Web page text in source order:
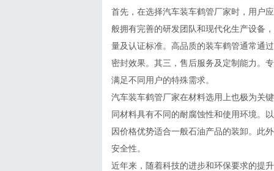
首先，在选择汽车装车鹤管厂家时，用户
般拥有完善的研发团队和现代化生产设备
量及认证标准。高品质的装车鹤管通常通
密封效果。其三，售后服务及定制能力。
满足不同用户的特殊需求。
汽车装车鹤管厂家在材料选用上也极为关
同材料具有不同的耐腐蚀性和使用环境。
因价格优势适合一般石油产品的装卸。此
安全性。
近年来，随着科技的进步和环保要求的提